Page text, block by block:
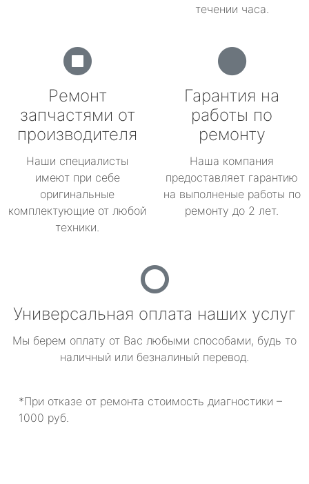
течении часа.
Ремонт
запчастями от
производителя
Наши специалисты
имеют при себе
оригинальные
комплектующие от любой
техники.
Гарантия на
работы по
ремонту
Наша компания
предоставляет гарантию
на выполненые работы по
ремонту до 2 лет.
Универсальная оплата наших услуг
Мы берем оплату от Вас любыми способами, будь то
наличный или безналиный перевод.
*При отказе от ремонта стоимость диагностики –
1000 руб.